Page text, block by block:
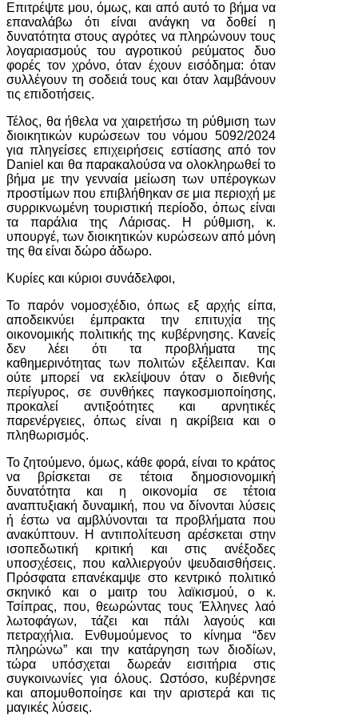
Επιτρέψτε μου, όμως, και από αυτό το βήμα να
επαναλάβω ότι είναι ανάγκη να δοθεί η
δυνατότητα στους αγρότες να πληρώνουν τους
λογαριασμούς του αγροτικού ρεύματος δυο
φορές τον χρόνο, όταν έχουν εισόδημα: όταν
συλλέγουν τη σοδειά τους και όταν λαμβάνουν
τις επιδοτήσεις.
Τέλος, θα ήθελα να χαιρετήσω τη ρύθμιση των
διοικητικών κυρώσεων του νόμου 5092/2024
για πληγείσες επιχειρήσεις εστίασης από τον
Daniel και θα παρακαλούσα να ολοκληρωθεί το
βήμα με την γενναία μείωση των υπέρογκων
προστίμων που επιβλήθηκαν σε μια περιοχή με
συρρικνωμένη τουριστική περίοδο, όπως είναι
τα παράλια της Λάρισας. Η ρύθμιση, κ.
υπουργέ, των διοικητικών κυρώσεων από μόνη
της θα είναι δώρο άδωρο.
Κυρίες και κύριοι συνάδελφοι,
Το παρόν νομοσχέδιο, όπως εξ αρχής είπα,
αποδεικνύει έμπρακτα την επιτυχία της
οικονομικής πολιτικής της κυβέρνησης. Κανείς
δεν λέει ότι τα προβλήματα της
καθημερινότητας των πολιτών εξέλειπαν. Και
ούτε μπορεί να εκλείψουν όταν ο διεθνής
περίγυρος, σε συνθήκες παγκοσμιοποίησης,
προκαλεί αντιξοότητες και αρνητικές
παρενέργειες, όπως είναι η ακρίβεια και ο
πληθωρισμός.
Το ζητούμενο, όμως, κάθε φορά, είναι το κράτος
να βρίσκεται σε τέτοια δημοσιονομική
δυνατότητα και η οικονομία σε τέτοια
αναπτυξιακή δυναμική, που να δίνονται λύσεις
ή έστω να αμβλύνονται τα προβλήματα που
ανακύπτουν. Η αντιπολίτευση αρέσκεται στην
ισοπεδωτική κριτική και στις ανέξοδες
υποσχέσεις, που καλλιεργούν ψευδαισθήσεις.
Πρόσφατα επανέκαμψε στο κεντρικό πολιτικό
σκηνικό και ο μαιτρ του λαϊκισμού, ο κ.
Τσίπρας, που, θεωρώντας τους Έλληνες λαό
λωτοφάγων, τάζει και πάλι λαγούς και
πετραχήλια. Ενθυμούμενος το κίνημα “δεν
πληρώνω” και την κατάργηση των διοδίων,
τώρα υπόσχεται δωρεάν εισιτήρια στις
συγκοινωνίες για όλους. Ωστόσο, κυβέρνησε
και απομυθοποίησε και την αριστερά και τις
μαγικές λύσεις.